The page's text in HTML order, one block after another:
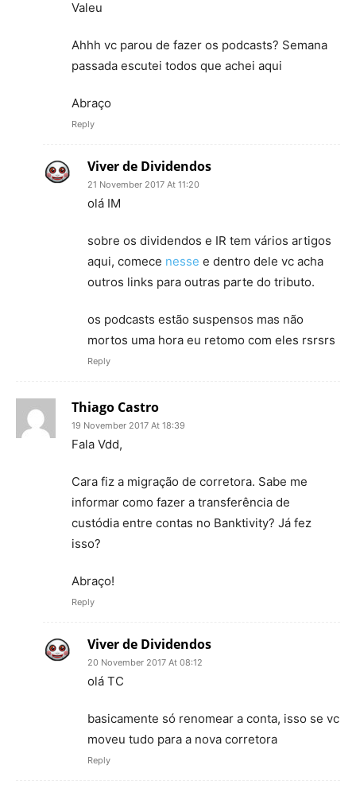
Valeu
Ahhh vc parou de fazer os podcasts? Semana
passada escutei todos que achei aqui
Abraço
Reply
Viver de Dividendos
21 November 2017 At 11:20
olá IM
sobre os dividendos e IR tem vários artigos
aqui, comece nesse e dentro dele vc acha
outros links para outras parte do tributo.
os podcasts estão suspensos mas não
mortos uma hora eu retomo com eles rsrsrs
Reply
Thiago Castro
19 November 2017 At 18:39
Fala Vdd,
Cara fiz a migração de corretora. Sabe me
informar como fazer a transferência de
custódia entre contas no Banktivity? Já fez
isso?
Abraço!
Reply
Viver de Dividendos
20 November 2017 At 08:12
olá TC
basicamente só renomear a conta, isso se vc
moveu tudo para a nova corretora
Reply